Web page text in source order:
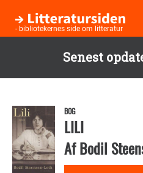
Senest
hovedindhold
- bibliotekernes side om litteratur
BOG
LILI
AfBodil